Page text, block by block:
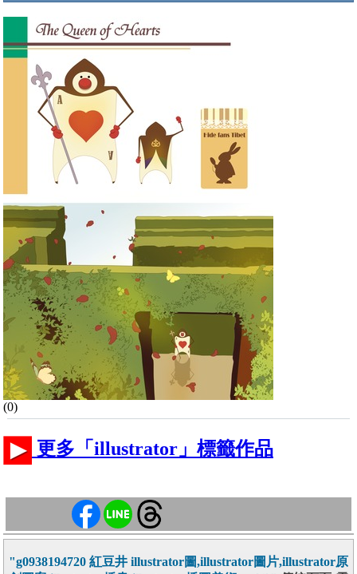
(0)
更多「illustrator」標籤作品
"g0938194720 紅豆井 illustrator圖,illustrator圖片,illustrator原